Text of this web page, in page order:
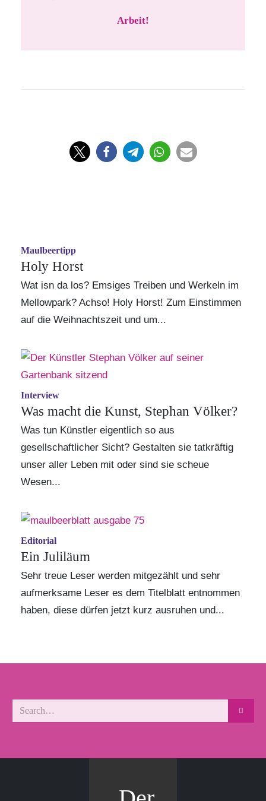
Arbeit!
Maulbeertipp
Holy Horst
Wat isn da los? Emsiges Treiben und Werkeln im
Mellowpark? Achso! Holy Horst! Zum Einstimmen
auf die Weihnachtszeit und um...
Interview
Was macht die Kunst, Stephan Völker?
Was tun Künstler eigentlich so aus
gesellschaftlicher Sicht? Gestalten sie tatkräftig
unser aller Leben mit oder sind sie scheue
Wesen...
Editorial
Ein Juliläum
Sehr treue Leser werden mitgezählt und sehr
aufmerksame Leser es dem Titelblatt entnommen
haben, diese dürfen jetzt kurz ausruhen und...